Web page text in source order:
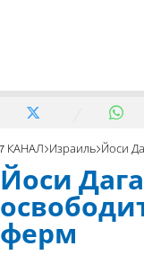
7 КАНАЛ Израиль Йоси
Йоси
ферм